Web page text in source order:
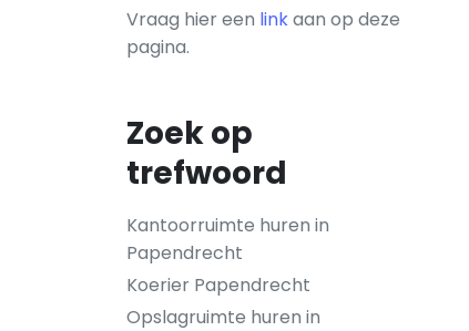
Vraag hier een linkaan op deze
pagina.
Zoek op
trefwoord
Kantoorruimte huren in
Papendrecht
Koerier Papendrecht
Opslagruimte huren in